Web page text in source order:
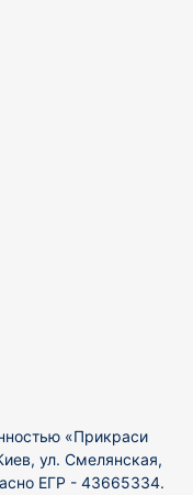
«Прикраси
ул. Смелянская,
ЕГР - 43665334.